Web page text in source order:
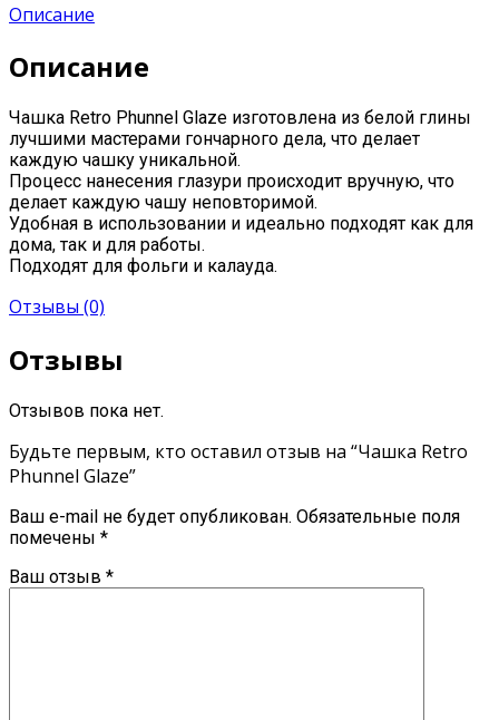
Описание
Описание
Чашка Retro Phunnel Glaze изготовлена из белой глины
лучшими мастерами гончарного дела, что делает
каждую чашку уникальной.
Процесс нанесения глазури происходит вручную, что
делает каждую чашу неповторимой.
Удобная в использовании и идеально подходят как для
дома, так и для работы.
Подходят для фольги и калауда.
Отзывы (0)
Отзывы
Отзывов пока нет.
Будьте первым, кто оставил отзыв на “Чашка Retro
Phunnel Glaze”
Ваш e-mail не будет опубликован. Обязательные поля
помечены *
Ваш отзыв *